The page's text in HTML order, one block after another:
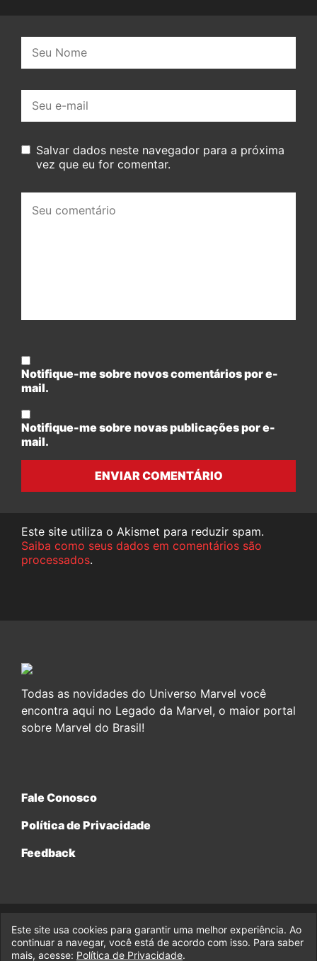
mail:
Salvar dados neste navegador para a próxima
vez que eu for comentar.
comentário:
Notifique-me sobre novos comentários por e-
mail.
Notifique-me sobre novas publicações por e-
mail.
ENVIAR COMENTÁRIO
Este site utiliza o Akismet para reduzir spam.
Saiba como seus dados em comentários são
processados.
Todas as novidades do Universo Marvel você
encontra aqui no Legado da Marvel, o maior portal
sobre Marvel do Brasil!
Fale Conosco
Política de Privacidade
Feedback
© 2017-2026 Legado da Marvel, uma empresa da Legado
Enterprises.
Este site usa cookies para garantir uma melhor experiência. Ao
continuar a navegar, você está de acordo com isso. Para saber
mais, acesse: Política de Privacidade.